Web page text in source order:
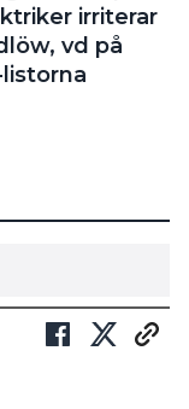
irriterar
vd på
blev tillgängligt